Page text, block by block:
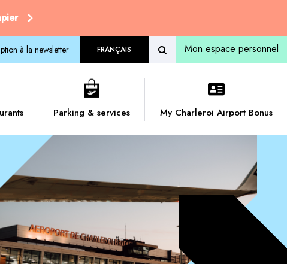
à la newsletter FRANÇAIS Mon espace personnel
Parking & services My Charleroi Airport Bonus